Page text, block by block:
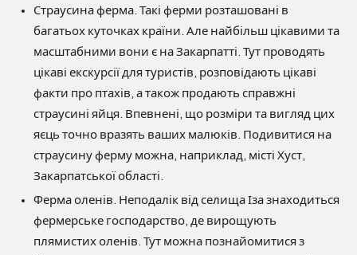
Страусина ферма. Такі ферми розташовані в
багатьох куточках країни. Але найбільш цікавими та
масштабними вони є на Закарпатті. Тут проводять
цікаві екскурсії для туристів, розповідають цікаві
факти про птахів, а також продають справжні
страусині яйця. Впевнені, що розміри та вигляд цих
яєць точно вразять ваших малюків. Подивитися на
страусину ферму можна, наприклад, місті Хуст,
Закарпатської області.
Ферма оленів. Неподалік від селища Іза знаходиться
фермерське господарство, де вирощують
плямистих оленів. Тут можна познайомитися з